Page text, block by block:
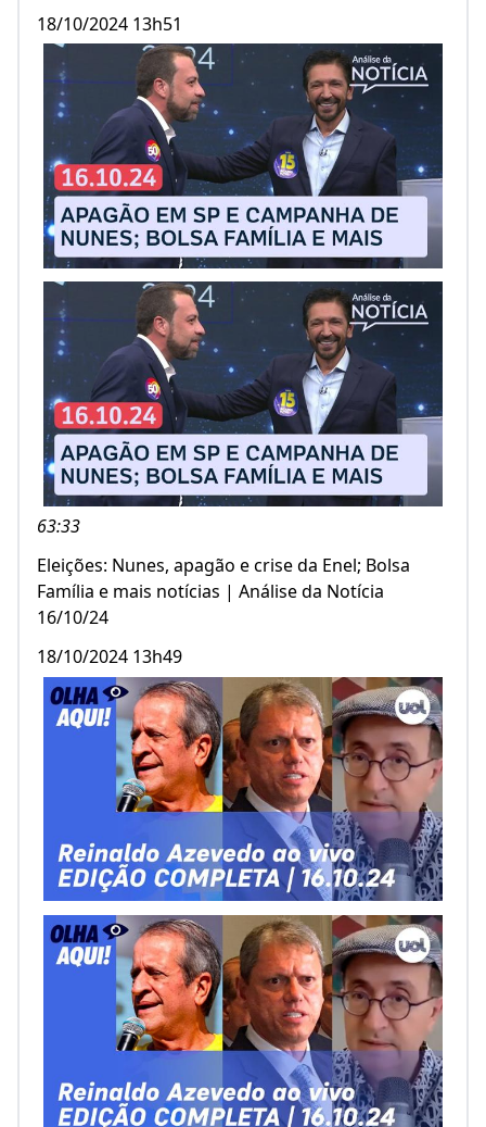
18/10/2024 13h51
63:33
Eleições: Nunes, apagão e crise da Enel; Bolsa
Família e mais notícias | Análise da Notícia
16/10/24
18/10/2024 13h49